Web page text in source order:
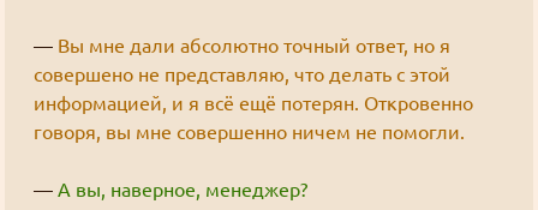
— Вы мне дали абсолютно точный ответ, но я
совершено не представляю, что делать с этой
информацией, и я всё ещё потерян. Откровенно
говоря, вы мне совершенно ничем не помогли.
— А вы, наверное, менеджер?
Как добывать золото
Goury: У меня нет такой уверенности.
На фоне того что там творится, не факт что я